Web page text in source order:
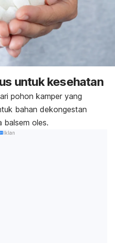
untuk kesehatan
pohon kamper yang
bahan dekongestan
balsem oles.
Iklan